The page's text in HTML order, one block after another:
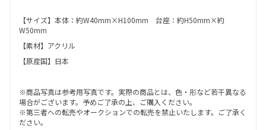
【サイズ】本体：約W40mm×H100mm 台座：約H50mm×約
W50mm
【素材】アクリル
【原産国】日本
※商品写真は参考用写真です。実際の商品とは、色・形など若干異なる
場合がございます。予めご了承の上、ご購入ください。
※第三者への転売やオークションでの転売を禁止いたします。ご了承く
ださい。